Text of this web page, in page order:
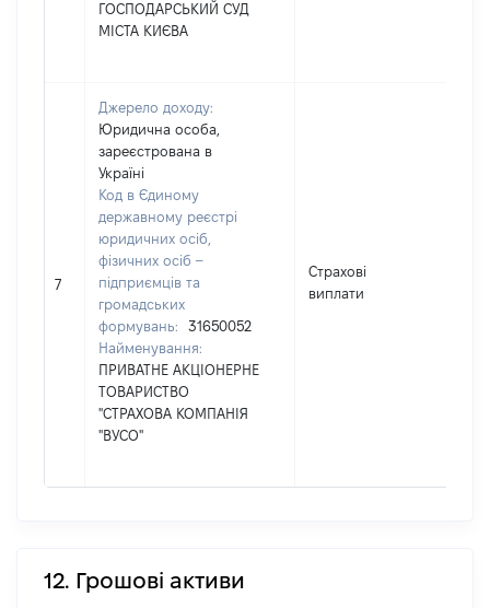
ГОСПОДАРСЬКИЙ СУД
МІСТА КИЄВА
7
Джерело доходу:
Юридична особа,
зареєстрована в
Україні
Код в Єдиному
державному реєстрі
юридичних осіб,
фізичних осіб –
підприємців та
громадських
формувань:
31650052
Найменування:
ПРИВАТНЕ АКЦІОНЕРНЕ
ТОВАРИСТВО
"СТРАХОВА КОМПАНІЯ
"ВУСО"
Страхові
виплати
12. Грошові активи